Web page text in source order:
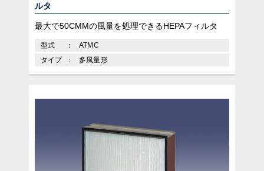
ルタ
最大で50CMMの風量を処理できるHEPAフィルタ
型式
ATMC
タイプ
多風量形